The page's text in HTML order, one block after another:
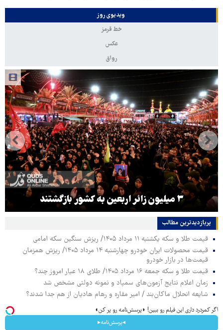
ویدیوی روز
خط قرمز
عکس
رواق
۳ میلیون زائر اربعین به کشور بازگشتند
پربازدیدترین‌ مطالب
قیمت طلا و سکه یکشنبه ۱۱ مرداد ۱۴۰۵/ ریزش سنگین سکه امامی
قیمت محصولات ایران خودرو چهارشنبه ۱۴ مرداد ۱۴۰۵/ ریزش همزمان
قیمت‌ها در بازار خودرو
قیمت طلا و سکه جمعه ۱۶ مرداد ۱۴۰۵/ طلای ۱۸ عیار امروز چند؟
زمان اعلام نتایج آزمون‌های سمپاد و نمونه دولتی مشخص شد
شایعه انحلال ماکان‌بند / امیر مقاره و رهام هادیان از هم جدا شدند؟
اگر کمردرد داری این فیلم رو ببین! ◗پرسش‌نامه رو پر کن◖
◂پرسش‌نامه▸